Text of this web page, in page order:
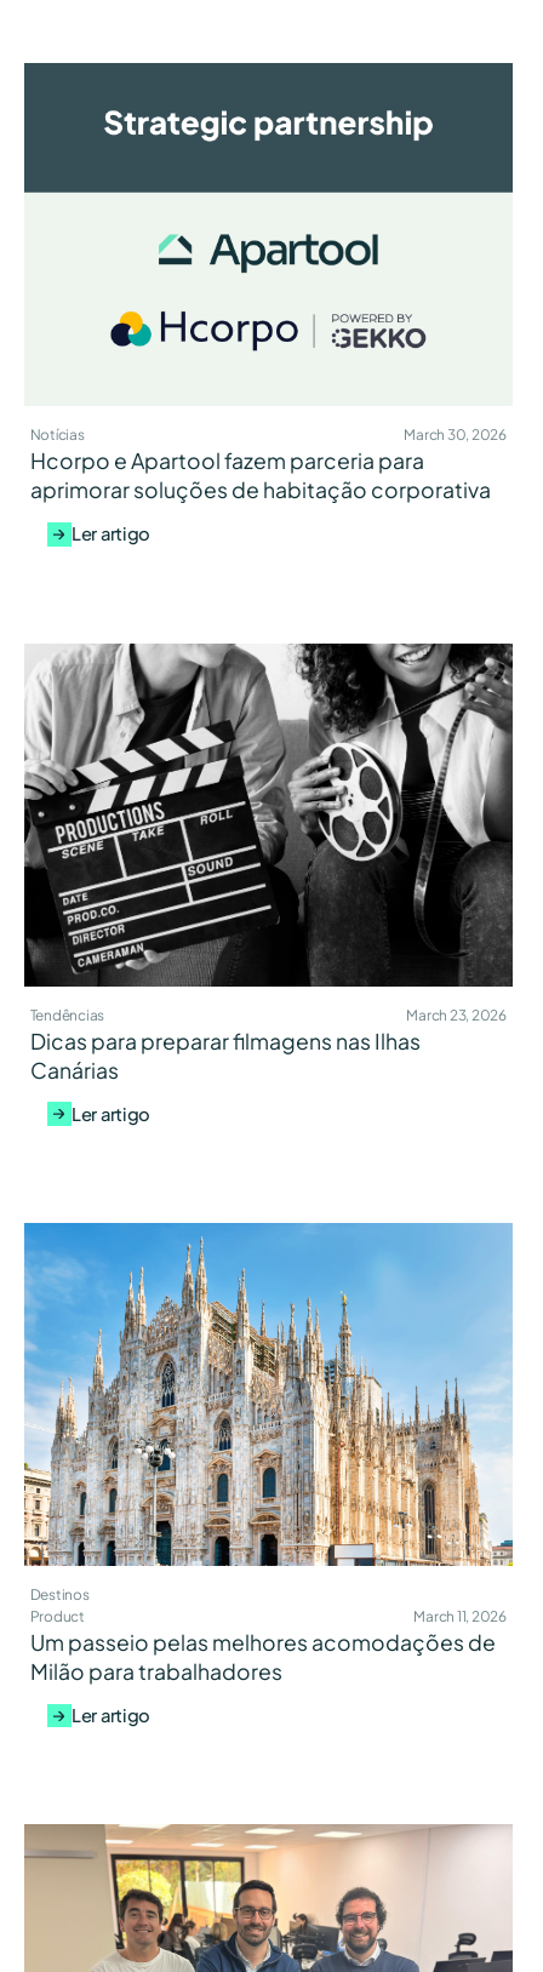
Notícias March 30, 2026
Hcorpo e Apartool fazem parceria para
aprimorar soluções de habitação corporativa
Ler artigo
Tendências March 23, 2026
Dicas para preparar filmagens nas Ilhas
Canárias
Ler artigo
Destinos
Product
March 11, 2026
Um passeio pelas melhores acomodações de
Milão para trabalhadores
Ler artigo